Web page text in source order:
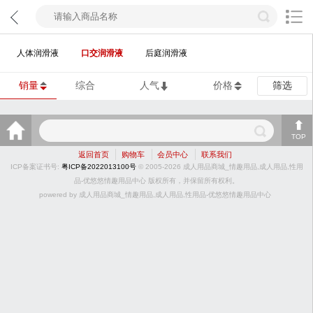
人体润滑液 口交润滑液 后庭润滑液
销量 综合 人气 价格 筛选
TOP
返回首页 购物车 会员中心 联系我们
ICP备案证书号: 粤ICP备2022013100号 © 2005-2026 成人用品商城_情趣用品,成人用品,性用
品-优悠悠情趣用品中心 版权所有，并保留所有权利。
powered by 成人用品商城_情趣用品,成人用品,性用品-优悠悠情趣用品中心